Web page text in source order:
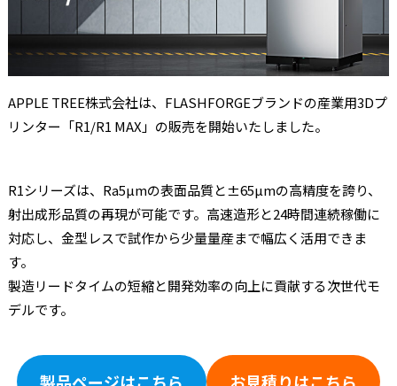
APPLE TREE株式会社は、FLASHFORGEブランドの産業用3Dプ
リンター「R1/R1 MAX」の販売を開始いたしました。
R1シリーズは、Ra5µmの表面品質と±65µmの高精度を誇り、
射出成形品質の再現が可能です。高速造形と24時間連続稼働に
対応し、金型レスで試作から少量量産まで幅広く活用できま
す。
製造リードタイムの短縮と開発効率の向上に貢献する次世代モ
デルです。
製品ページはこちら お見積りはこちら